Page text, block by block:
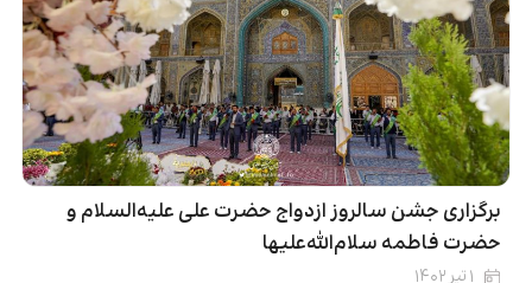
برگزاری جشن سالروز ازدواج حضرت علی علیه‌السلام و
حضرت فاطمه سلام‌الله‌علیها
۱ تیر ۱۴۰۲